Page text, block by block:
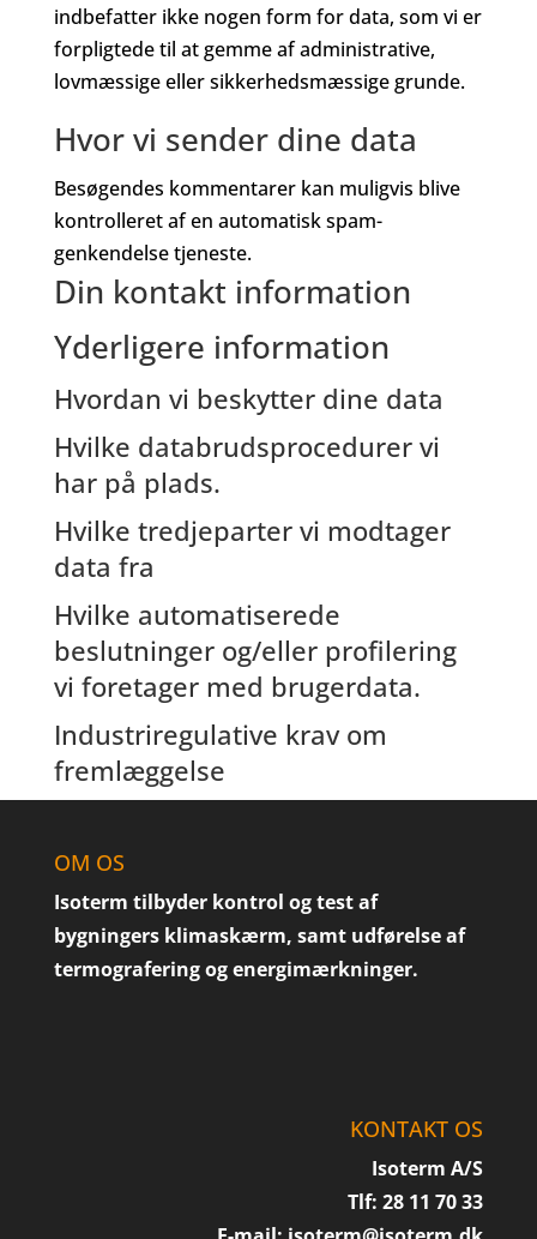
indbefatter ikke nogen form for data, som vi er
forpligtede til at gemme af administrative,
lovmæssige eller sikkerhedsmæssige grunde.
Hvor vi sender dine data
Besøgendes kommentarer kan muligvis blive
kontrolleret af en automatisk spam-
genkendelse tjeneste.
Din kontakt information
Yderligere information
Hvordan vi beskytter dine data
Hvilke databrudsprocedurer vi
har på plads.
Hvilke tredjeparter vi modtager
data fra
Hvilke automatiserede
beslutninger og/eller profilering
vi foretager med brugerdata.
Industriregulative krav om
fremlæggelse
OM OS
Isoterm tilbyder kontrol og test af
bygningers klimaskærm, samt udførelse af
termografering og energimærkninger.
KONTAKT OS
Isoterm A/S
Tlf: 28 11 70 33